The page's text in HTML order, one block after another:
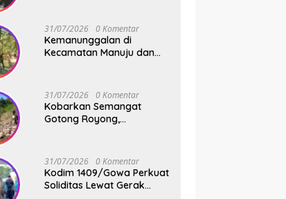
Bontoramba
31/07/2026 0 Komentar
Kemanunggalan di
Kecamatan Manuju dan
Jembatan Gantung Terus
Digenjot
31/07/2026 0 Komentar
Kobarkan Semangat
Gotong Royong,
Terus Berjalan
31/07/2026 0 Komentar
Kodim 1409/Gowa Perkuat
Soliditas Lewat Gerak